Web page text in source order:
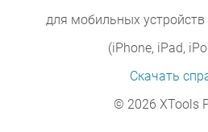
для мобильных
(iPhone, iPad,
Скачать
© 2026 XTools